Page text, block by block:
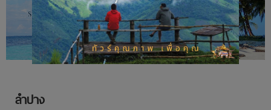
ลำปาง